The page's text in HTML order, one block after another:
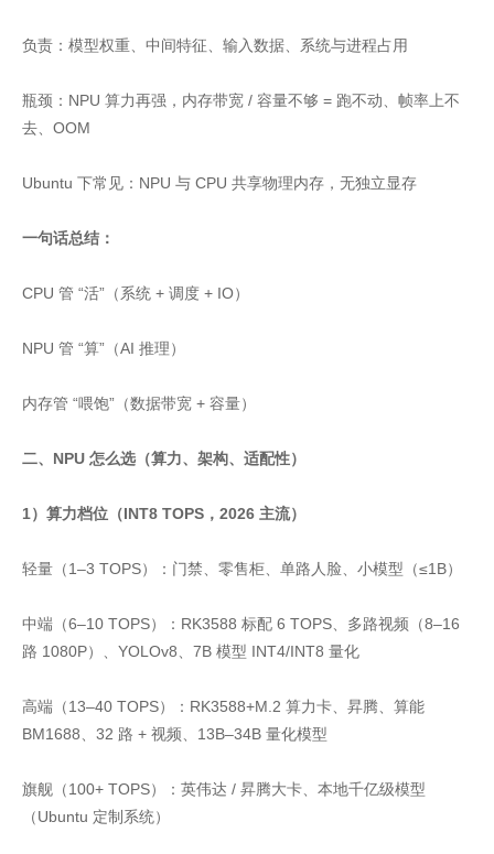
负责：模型权重、中间特征、输入数据、系统与进程占用
瓶颈：NPU 算力再强，内存带宽 / 容量不够 = 跑不动、帧率上不
去、OOM
Ubuntu 下常见：NPU 与 CPU 共享物理内存，无独立显存
一句话总结：
CPU 管 “活”（系统 + 调度 + IO）
NPU 管 “算”（AI 推理）
内存管 “喂饱”（数据带宽 + 容量）
二、NPU 怎么选（算力、架构、适配性）
1）算力档位（INT8 TOPS，2026 主流）
轻量（1–3 TOPS）：门禁、零售柜、单路人脸、小模型（≤1B）
中端（6–10 TOPS）：RK3588 标配 6 TOPS、多路视频（8–16
路 1080P）、YOLOv8、7B 模型 INT4/INT8 量化
高端（13–40 TOPS）：RK3588+M.2 算力卡、昇腾、算能
BM1688、32 路 + 视频、13B–34B 量化模型
旗舰（100+ TOPS）：英伟达 / 昇腾大卡、本地千亿级模型
（Ubuntu 定制系统）